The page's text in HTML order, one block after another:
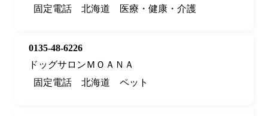
固定電話
北海道 医療・健康・介護
0135-48-6226
ドッグサロンＭＯＡＮＡ
固定電話
北海道 ペット